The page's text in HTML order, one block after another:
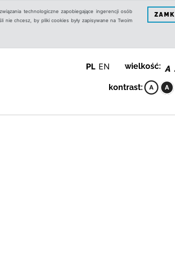
technologiczne zapobiegające ingerencji osób
chcesz, by pliki cookies były zapisywane na Twoim
PL EN wielkość:
kontrast: